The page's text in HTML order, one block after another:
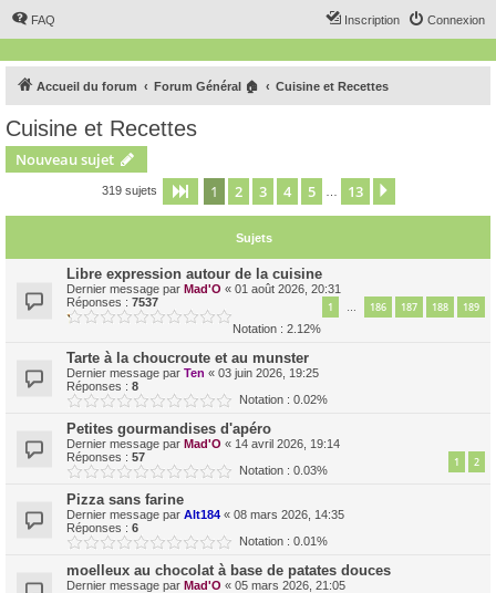
FAQ Connexion
Inscription
Accueil du forum Forum Général 🏠 Cuisine et Recettes
Cuisine et Recettes
Nouveau sujet
319 sujets Page 1sur13
1 2 3 4 5 13
Sujets
Libre expression autour de la cuisine
Dernier message par Mad'O « 01 août 2026, 20:31
Réponses : 7537 1 … 186 187 188 189
Notation : 2.12%
Tarte à la choucroute et au munster
Dernier message par Ten « 03 juin 2026, 19:25
Réponses : 8
Notation : 0.02%
Petites gourmandises d'apéro
Dernier message par Mad'O « 14 avril 2026, 19:14
Réponses : 57 1 2
Notation : 0.03%
Pizza sans farine
Dernier message par Alt184 « 08 mars 2026, 14:35
Réponses : 6
Notation : 0.01%
moelleux au chocolat à base de patates douces
Dernier message par Mad'O « 05 mars 2026, 21:05